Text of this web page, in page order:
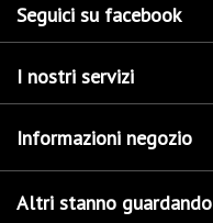
Seguici su facebook
I nostri servizi
Informazioni negozio
Altri stanno guardando